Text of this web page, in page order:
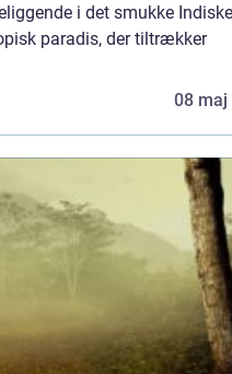
i det smukke Indiske
paradis, der tiltrækker
08 maj